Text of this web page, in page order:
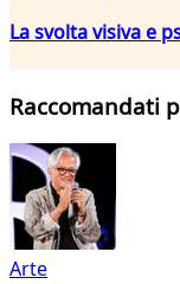
La svolta visiva e
Raccomandati
Arte